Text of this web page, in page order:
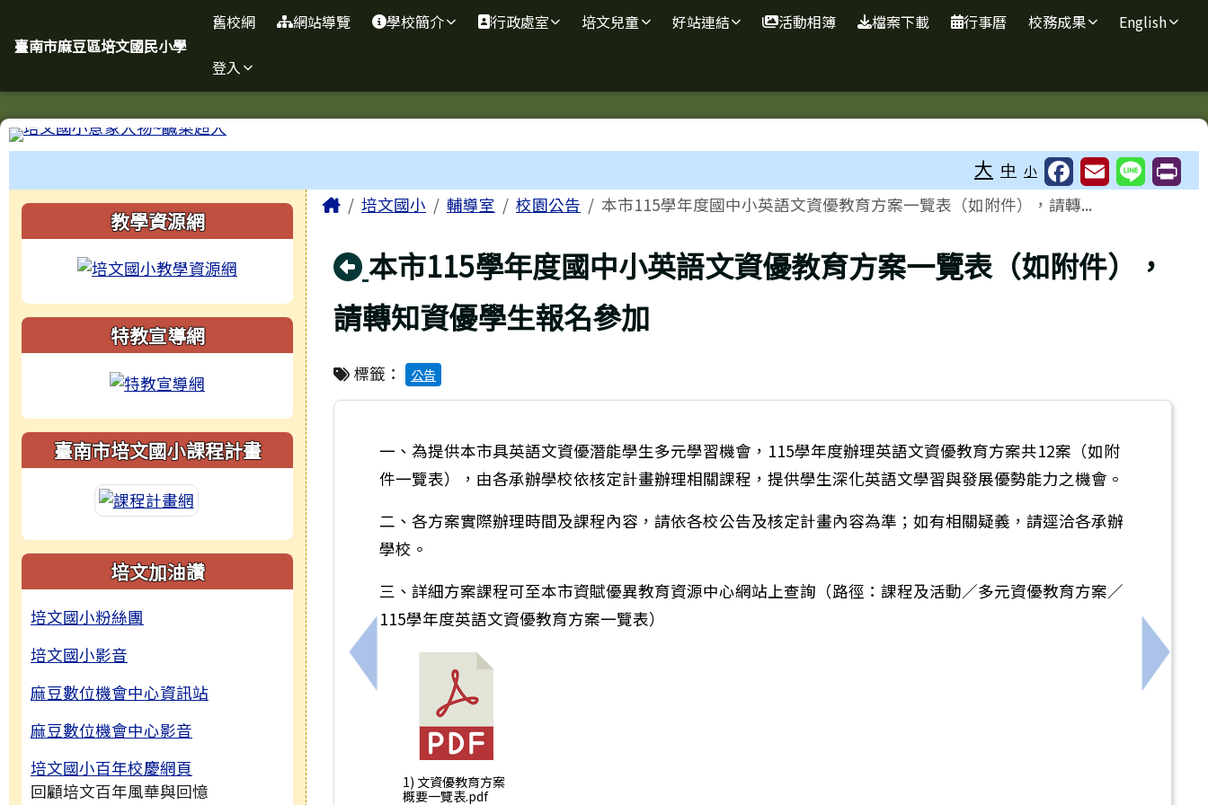
臺南市麻豆區培文國民小學
臺南市麻豆區培文國民小學
舊校網 網站導覽 學校簡介 行政處室 培文兒童 好站連結 活動相簿 檔案下載 行事曆 校務成果 English
登入
大 中 小
左邊區域內容
教學資源網
特教宣導網
臺南市培文國小課程計畫
培文加油讚
培文國小粉絲團
培文國小影音
麻豆數位機會中心資訊站
麻豆數位機會中心影音
培文國小百年校慶網頁
回顧培文百年風華與回憶
主內容區域
Home培文國小 輔導室 校園公告 本市115學年度國中小英語文資優教育方案一覽表（如附件），請轉...
回上頁
本市115學年度國中小英語文資優教育方案一覽表（如附件），
請轉知資優學生報名參加
標籤： 公告
上一筆：修正本市資優中心辦理115年度7-9月份資優教育教師增能系列研習實施計畫，請轉知所屬教師踴躍報名參加
一、為提供本市具英語文資優潛能學生多元學習機會，115學年度辦理英語文資優教育方案共12案（如附
件一覽表），由各承辦學校依核定計畫辦理相關課程，提供學生深化英語文學習與發展優勢能力之機會。
二、各方案實際辦理時間及課程內容，請依各校公告及核定計畫內容為準；如有相關疑義，請逕洽各承辦
學校。
三、詳細方案課程可至本市資賦優異教育資源中心網站上查詢（路徑：課程及活動／多元資優教育方案／
115學年度英語文資優教育方案一覽表）
1) 文資優教育方案
概要一覽表.pdf
下一
頁尾區域